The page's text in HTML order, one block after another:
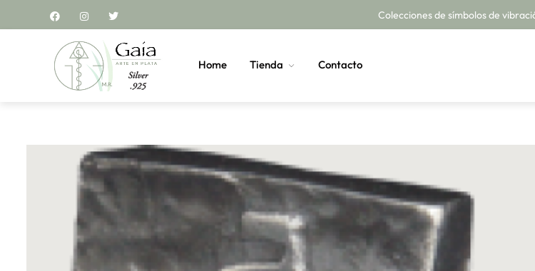
Colecciones de símbolos de
Home Tienda Contacto